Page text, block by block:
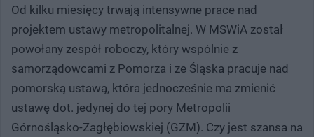
Od kilku miesięcy trwają intensywne prace nad
projektem ustawy metropolitalnej. W MSWiA został
powołany zespół roboczy, który wspólnie z
samorządowcami z Pomorza i ze Śląska pracuje nad
pomorską ustawą, która jednocześnie ma zmienić
ustawę dot. jedynej do tej pory Metropolii
Górnośląsko-Zagłębiowskiej (GZM). Czy jest szansa na